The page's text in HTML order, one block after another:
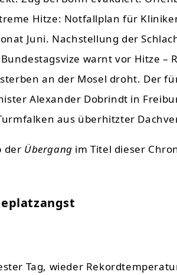
Hitze: Notfallplan für
Juni. Nachstellung der
warnt vor Hitze –
an der Mosel droht. Der
Alexander Dobrindt in
aus überhitzter
der Übergang im Titel dieser
Tag, wieder